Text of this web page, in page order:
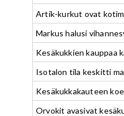
Artik-kurkut ovat
Markus halusi
Kesäkukkien kauppaa
Isotalon tila keskitti
Kesäkukkakauteen
Orvokit avasivat